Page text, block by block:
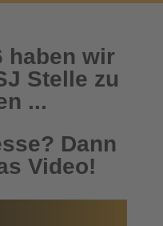
haben wir
Stelle zu
...
Dann
Video!